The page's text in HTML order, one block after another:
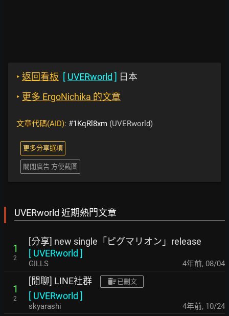
‣ 返回看板 [ UVERworld ] 日本
‣ 更多 ErgoNichika 的文章
文章代碼(AID): #1KqRl8xm (UVERworld)
更多分享選項
關閉廣告 方便截圖
UVERworld 近期熱門文章
1
2
[分享] new single「ピグマリオン」release
[ UVERworld ]
GILLS 4年前, 08/04
1
2
[閒聊] LINE社群 已刪文
[ UVERworld ]
skyarashi 4年前, 10/24